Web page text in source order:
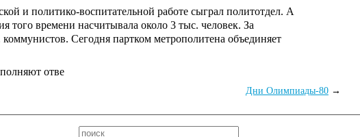
и политико-воспитательной работе сыграл политотдел. А
времени насчитывала около 3 тыс. человек. За
Сегодня партком метрополитена объединяет
отве
→
Дни Олимпиады-80